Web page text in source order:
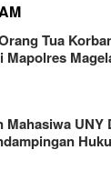
Tua
Mapolres
Mahasiwa UNY